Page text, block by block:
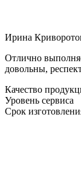
Ирина
Отлично
довольны,
Качество
Уровень сервиса
Срок